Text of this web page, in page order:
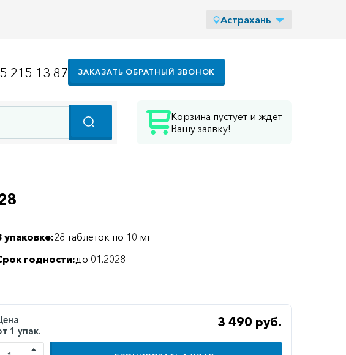
Астрахань
Корзина пустует и ждет
Вашу заявку!
215 13 87 ЗАКАЗАТЬ ОБРАТНЫЙ ЗВОНОК
упаковке:28 таблеток по 10 мг
годности:до 01.2028
1 упак.
3 490 руб.